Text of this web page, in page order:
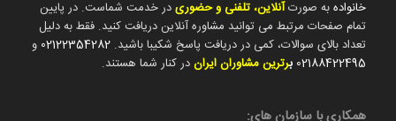
خانوادهبه صورتآنلاین، تلفنی و حضوریدر خدمت شماست. در پایین
تمام صفحات مرتبط می توانید مشاوره آنلاین دریافت کنید. فقط به دلیل
تعداد بالای سوالات، کمی در دریافت پاسخ شکیبا باشید. 02122354282 و
02188422495 برترین مشاوران ایراندر کنار شما هستند.
همکاری با سازمان های: